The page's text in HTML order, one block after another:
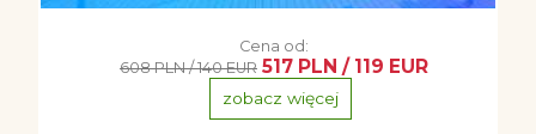
Cena od:
608 PLN / 140 EUR 517 PLN / 119 EUR
zobacz więcej